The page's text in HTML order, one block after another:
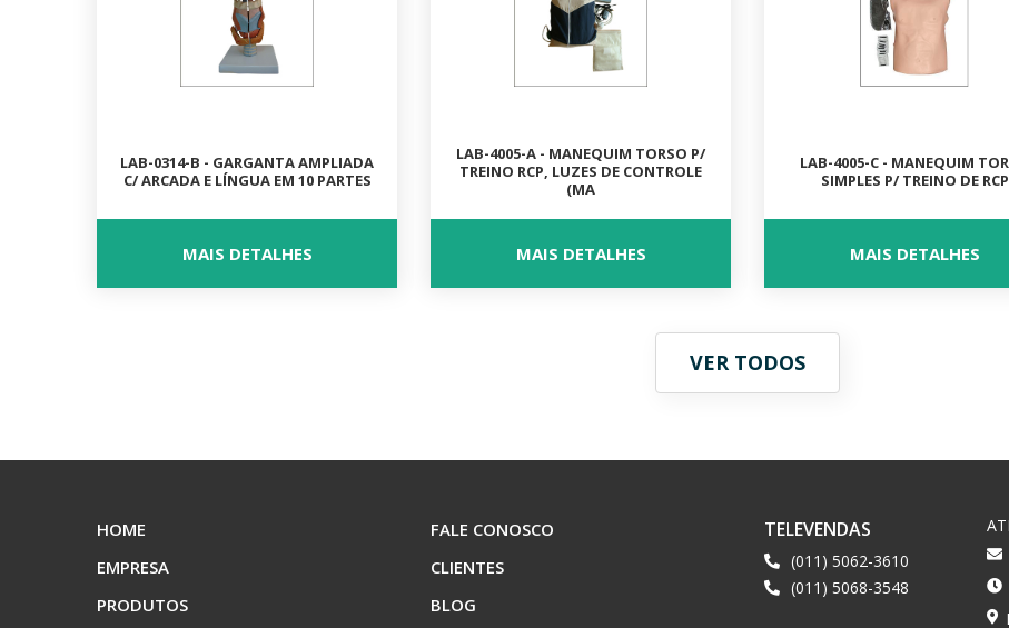
LAB-0314-B - GARGANTA AMPLIADA
C/ ARCADA E LÍNGUA EM 10 PARTES
MAIS DETALHES
LAB-4005-A - MANEQUIM TORSO P/
TREINO RCP, LUZES DE CONTROLE
(MA
MAIS DETALHES
LAB-4005-C - MANEQUIM
SIMPLES P/ TREINO DE RCP
MAIS DETALHES
VER TODOS
HOME
EMPRESA
PRODUTOS
FALE CONOSCO
CLIENTES
BLOG
TELEVENDAS
(011) 5062-3610
(011) 5068-3548